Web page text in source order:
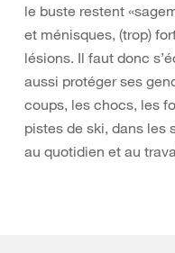
le buste restent
et ménisques, (trop)
lésions. Il faut donc
aussi protéger ses
coups, les chocs, les
pistes de ski, dans les
au quotidien et au